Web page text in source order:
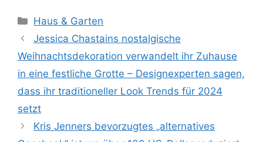
Kategorien
Haus & Garten
Jessica Chastains nostalgische
Weihnachtsdekoration verwandelt ihr Zuhause
in eine festliche Grotte – Designexperten sagen,
dass ihr traditioneller Look Trends für 2024
setzt
Kris Jenners bevorzugtes „alternatives